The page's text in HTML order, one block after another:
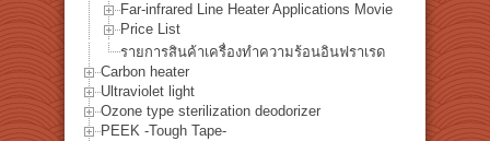
Far-infrared Line Heater Applications Movie
Price List
รายการสินค้าเครื่องทำความร้อนอินฟราเรด
Carbon heater
Ultraviolet light
Ozone type sterilization deodorizer
PEEK -Tough Tape-